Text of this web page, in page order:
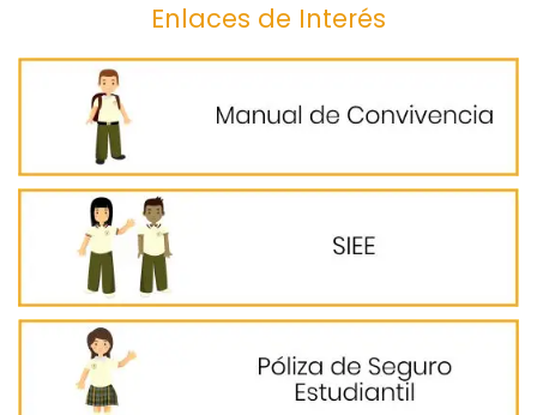
Enlaces de Interés